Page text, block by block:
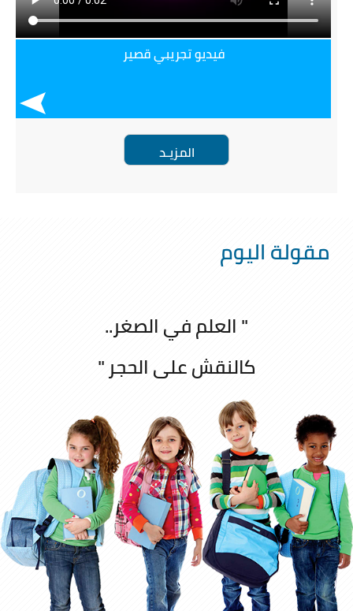
فيديو تجريبي قصير
المزيـد
مقولة اليوم
" العلم في الصغر..
كالنقش على الحجر "